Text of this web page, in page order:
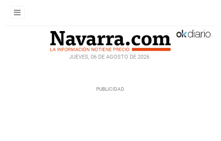
JUEVES, 06 DE AGOSTO DE 2026